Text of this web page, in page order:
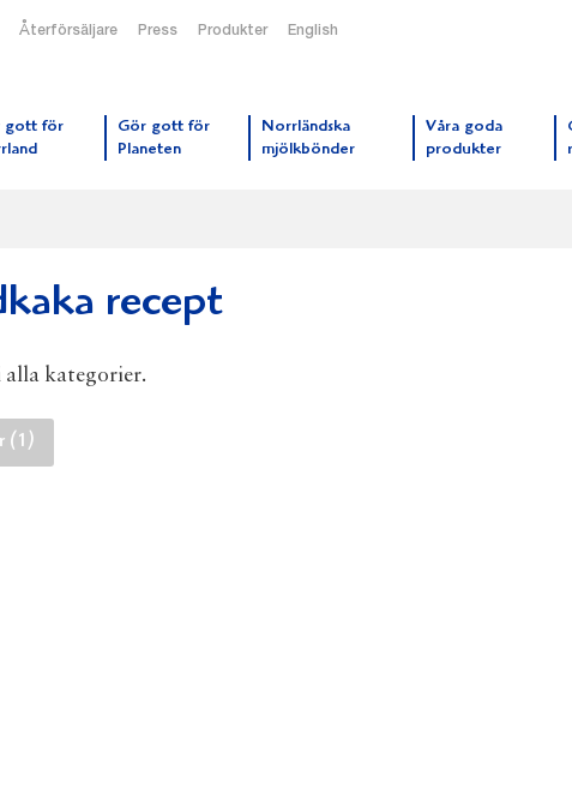
Återförsäljare Press Produkter English
gott för
Gör gott för
Planeten
Norrländska
mjölkbönder
Våra goda
produkter
recept
alla kategorier.
(1)